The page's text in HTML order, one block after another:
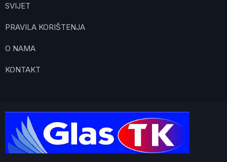
SVIJET
PRAVILA KORIŠTENJA
O NAMA
KONTAKT